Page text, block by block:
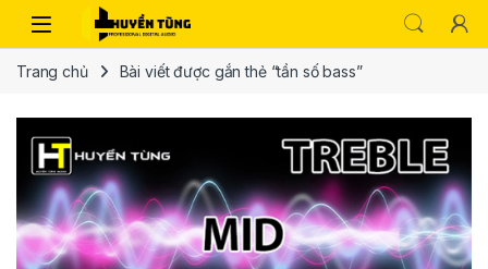
Trang chủ Bài viết được gắn thẻ “tần số bass”